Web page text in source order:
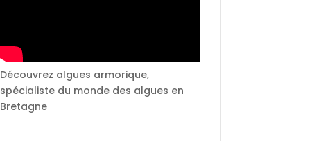
Découvrez algues armorique,
spécialiste du monde des algues en
Bretagne